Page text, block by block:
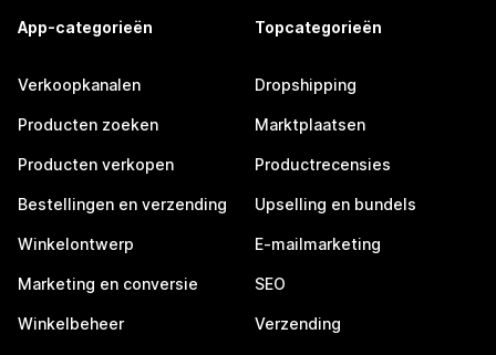
App-categorieën
Verkoopkanalen
Producten zoeken
Producten verkopen
Bestellingen en verzending
Winkelontwerp
Marketing en conversie
Winkelbeheer
Topcategorieën
Dropshipping
Marktplaatsen
Productrecensies
Upselling en bundels
E-mailmarketing
SEO
Verzending